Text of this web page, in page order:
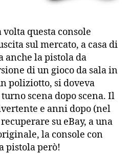
questa console
sul mercato, a casa di
anche la pistola da
di un gioco da sala in
poliziotto, si doveva
scena dopo scena. Il
e anni dopo (nel
su eBay, a una
la console con
pistola però!